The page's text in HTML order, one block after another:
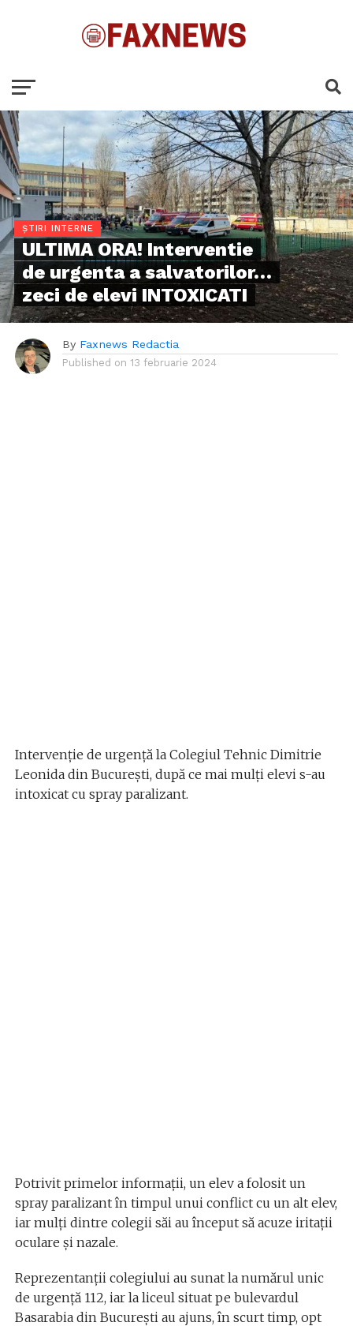
ȘTIRI INTERNE
ULTIMA ORA! Interventie
de urgenta a salvatorilor…
zeci de elevi INTOXICATI
By Faxnews Redactia
Published on 13 februarie 2024
Intervenţie de urgenţă la Colegiul Tehnic Dimitrie
Leonida din Bucureşti, după ce mai mulţi elevi s-au
intoxicat cu spray paralizant.
Potrivit primelor informaţii, un elev a folosit un
spray paralizant în timpul unui conflict cu un alt elev,
iar mulţi dintre colegii săi au început să acuze iritaţii
oculare şi nazale.
Reprezentanţii colegiului au sunat la numărul unic
de urgenţă 112, iar la liceul situat pe bulevardul
Basarabia din Bucureşti au ajuns, în scurt timp, opt